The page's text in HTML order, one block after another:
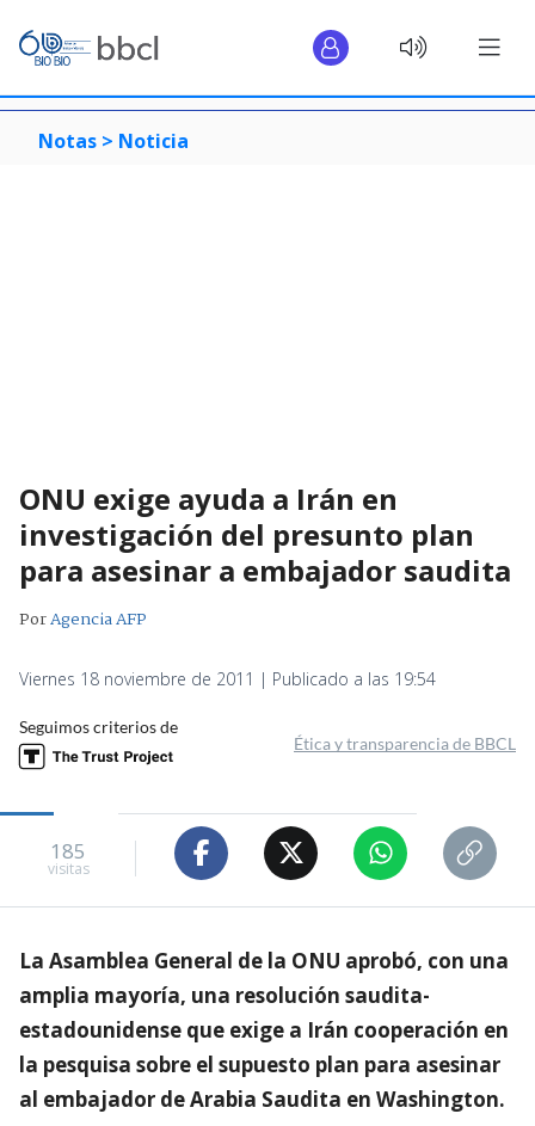
Notas > Noticia
ONU exige ayuda a Irán en
investigación del presunto plan
para asesinar a embajador saudita
PorAgencia AFP
Viernes 18 noviembre de 2011 | Publicado a las 19:54
Seguimos criterios de
Ética y transparencia de BBCL
185
visitas
La Asamblea General de la ONU aprobó, con una
amplia mayoría, una resolución saudita-
estadounidense que exige a Irán cooperación en
la pesquisa sobre el supuesto plan para asesinar
al embajador de Arabia Saudita en Washington.